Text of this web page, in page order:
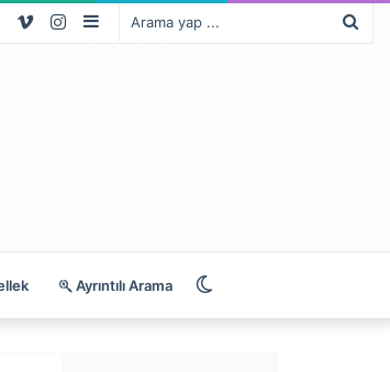
Kenar
Instagram
Vimeo
Twitter
Ayrıntılı Arama